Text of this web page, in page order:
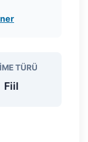
TÜRÜ
Fiil